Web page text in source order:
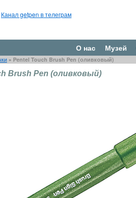
Канал getpen в телеграм
О нас Музей
» Pentel Touch Brush Pen (оливковый)
Brush Pen (оливковый)